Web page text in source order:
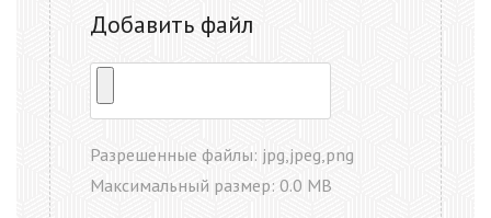
Добавить файл
Разрешенные файлы: jpg,jpeg,png
Максимальный размер: 0.0 MB